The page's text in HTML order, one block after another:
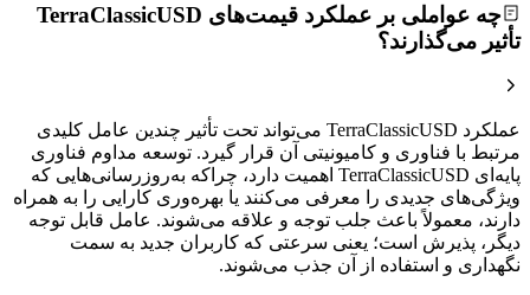
چه عواملی بر عملکرد قیمت‌های TerraClassicUSD
تأثیر می‌گذارند؟
عملکرد TerraClassicUSD می‌تواند تحت تأثیر چندین عامل کلیدی
مرتبط با فناوری و کامیونیتی آن قرار گیرد. توسعه مداوم فناوری
پایه‌ای TerraClassicUSD اهمیت دارد، چراکه به‌روزرسانی‌هایی که
ویژگی‌های جدیدی را معرفی می‌کنند یا بهره‌وری کارایی را به همراه
دارند، معمولاً باعث جلب توجه و علاقه‌ می‌شوند. عامل قابل توجه
دیگر، پذیرش است؛ یعنی سرعتی که کاربران جدید به سمت
نگهداری و استفاده از آن جذب می‌شوند.